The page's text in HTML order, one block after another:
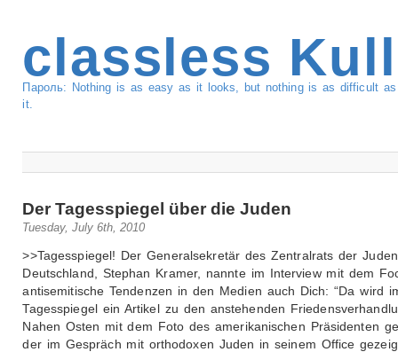
classless
Пароль: Nothing is as easy as it looks, but nothing is as difficult
it.
Der Tagesspiegel über die Juden
Tuesday, July 6th, 2010
>>Tagesspiegel! Der Generalsekretär des Zentralrats der
Deutschland, Stephan Kramer, nannte im Interview mit dem
antisemitische Tendenzen in den Medien auch Dich: “Da wird
Tagesspiegel ein Artikel zu den anstehenden
Nahen Osten mit dem Foto des amerikanischen Präsidenten
der im Gespräch mit orthodoxen Juden in seinem Office